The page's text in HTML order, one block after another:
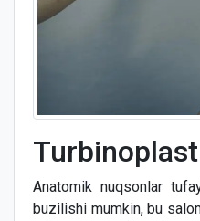
Anatomik nuqsonlar
buzilishi mumkin, bu